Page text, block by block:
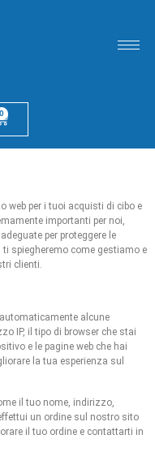
0
web per i tuoi acquisti di cibo e
importanti per noi,
per proteggere le
spiegheremo come gestiamo e
clienti.
alcune
IP, il tipo di browser che stai
e le pagine web che hai
la tua esperienza sul
il tuo nome, indirizzo,
un ordine sul nostro sito
il tuo ordine e contattarti in